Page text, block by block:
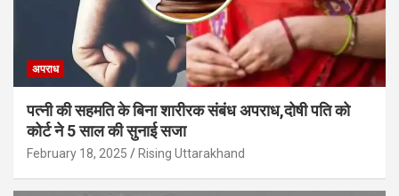
अपराध
पत्नी की सहमति के बिना शारीरक संबंध अपराध,दोषी पति को
कोर्ट ने 5 साल की सुनाई सजा
February 18, 2025 Rising Uttarakhand